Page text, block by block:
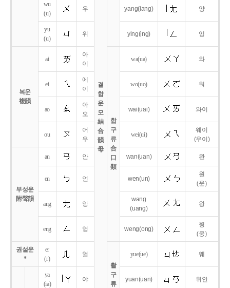
결
합
운
모
結
合
韻
母
wu
(u)
우 yang(iang) 양
yu
(u)
위 ying(ing) 잉
복운
複韻
ai
아
이
합
구
류
合
口
類
wa(ua) 와
ei
에
이
wo(uo) 워
ao
아
오
wai(uai) 와이
ou
어
우
wei(ui)
웨이
(우이)
부성운
附聲韻
an 안 wan(uan) 완
en 언 wen(un)
원
(운)
ang 앙
wang
(uang)
왕
eng 엉 weng(ong)
웡
(웅)
권설운
*
er
(r)
얼
촬
구
류
yue(ue) 웨
ya
(ia)
야 yuan(uan) 위안